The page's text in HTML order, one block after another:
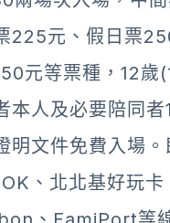
225元、假日票
元等票種，12歲
本人及必要陪同者
明文件免費入場
、北北基好玩卡